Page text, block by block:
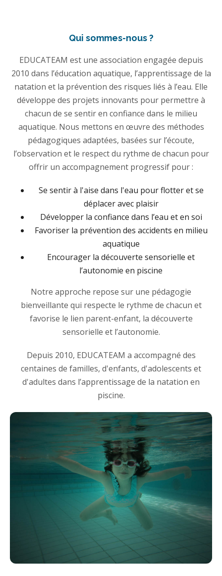
Qui sommes-nous ?
EDUCATEAM est une association engagée depuis
2010 dans l’éducation aquatique, l’apprentissage de la
natation et la prévention des risques liés à l’eau. Elle
développe des projets innovants pour permettre à
chacun de se sentir en confiance dans le milieu
aquatique. Nous mettons en œuvre des méthodes
pédagogiques adaptées, basées sur l’écoute,
l’observation et le respect du rythme de chacun pour
offrir un accompagnement progressif pour :
Se sentir à l'aise dans l'eau pour flotter et se
déplacer avec plaisir
Développer la confiance dans l’eau et en soi
Favoriser la prévention des accidents en milieu
aquatique
Encourager la découverte sensorielle et
l’autonomie en piscine
Notre approche repose sur une pédagogie
bienveillante qui respecte le rythme de chacun et
favorise le lien parent-enfant, la découverte
sensorielle et l’autonomie.
Depuis 2010, EDUCATEAM a accompagné des
centaines de familles, d'enfants, d'adolescents et
d'adultes dans l’apprentissage de la natation en
piscine.